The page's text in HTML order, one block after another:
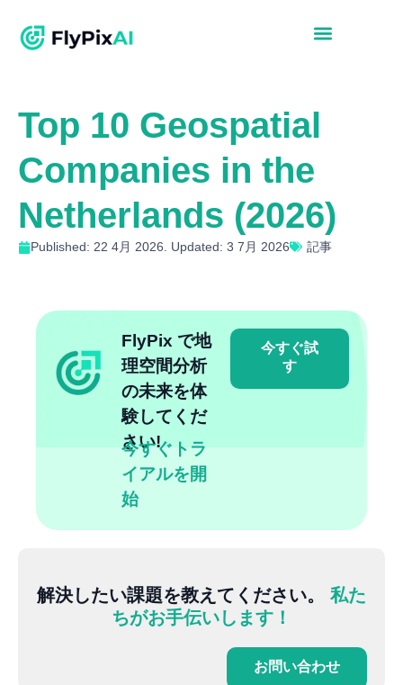
Top 10 Geospatial
Companies in the
Netherlands (2026)
Published: 22 4月 2026. Updated: 3 7月 2026 記事
FlyPix で地
理空間分析
の未来を体
験してくだ
さい!
今すぐトラ
イアルを開
始
今すぐ試
す
解決したい課題を教えてください。 私た
ちがお手伝いします！
お問い合わせ